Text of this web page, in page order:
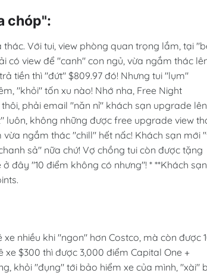
chóp":
Với tui, view phòng quan trọng lắm, tại
có view để "canh" con ngủ, vừa ngắm thác
tiền thì "đứt" $809.97 đó! Nhưng tui "lụm"
"khỏi" tốn xu nào! Nhớ nha, Free Night
phải email "năn nỉ" khách sạn upgrade lên
không những được free upgrade view
ngắm thác "chill" hết nấc! Khách sạn mới
sả" nữa chứ! Vợ chồng tui còn được tặng
đây "10 điểm không có nhưng"! * **Khách
nhiều khi "ngon" hơn Costco, mà còn được
xe $300 thì được 3,000 điểm Capital One +
khỏi "đụng" tới bảo hiểm xe của mình, "xài"